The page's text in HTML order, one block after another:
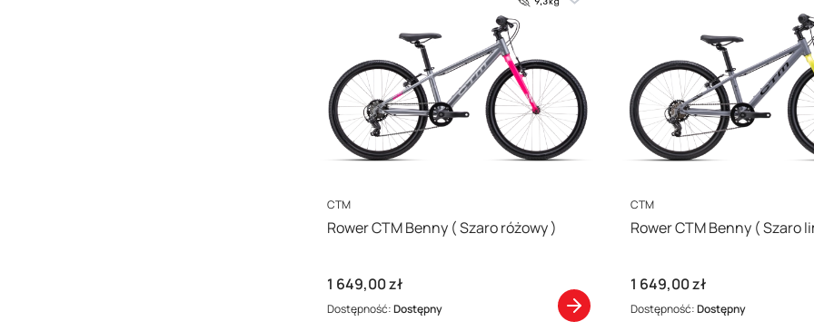
PRODUCENT
CTM
Rower CTM Benny ( Szaro różowy )
Cena
1 649,00 zł
Dostępność:Dostępny
PRODUCENT
CTM
Rower CTM
Cena
1 649,00 zł
Dostępność:Dostępny